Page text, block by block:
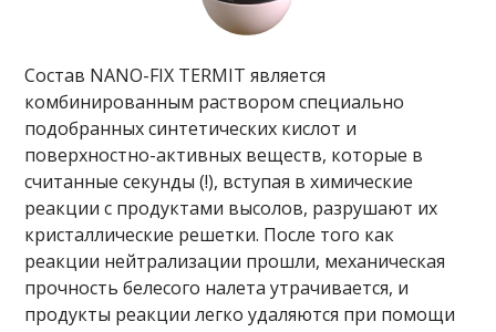
Состав NANO-FIX TERMIT является
комбинированным раствором специально
подобранных синтетических кислот и
поверхностно-активных веществ, которые в
считанные секунды (!), вступая в химические
реакции с продуктами высолов, разрушают их
кристаллические решетки. После того как
реакции нейтрализации прошли, механическая
прочность белесого налета утрачивается, и
продукты реакции легко удаляются при помощи